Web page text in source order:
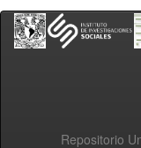
Repositorio